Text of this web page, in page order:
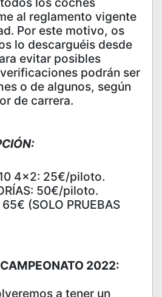
al reglamento vigente
Por este motivo, os
lo descarguéis desde
evitar posibles
podrán ser
o de algunos, según
de carrera.
4x2: 25€/piloto.
50€/piloto.
(SOLO PRUEBAS
2022:
a tener un